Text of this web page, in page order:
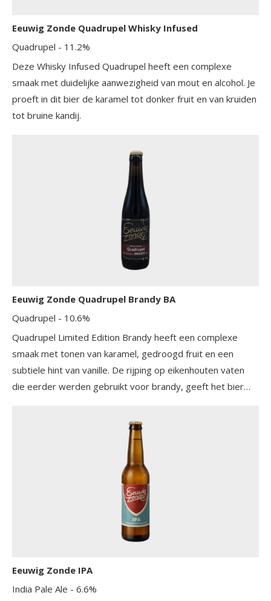
Eeuwig Zonde Quadrupel Whisky Infused
Quadrupel - 11.2%
Deze Whisky Infused Quadrupel heeft een complexe
smaak met duidelijke aanwezigheid van mout en alcohol. Je
proeft in dit bier de karamel tot donker fruit en van kruiden
tot bruine kandij.
Eeuwig Zonde Quadrupel Brandy BA
Quadrupel - 10.6%
Quadrupel Limited Edition Brandy heeft een complexe
smaak met tonen van karamel, gedroogd fruit en een
subtiele hint van vanille. De rijping op eikenhouten vaten
die eerder werden gebruikt voor brandy, geeft het bier
Dit speciaalbier heeft een volle body en een rijke, zoete
smaak die perfect in balans is met de alcoholische warmte.
Eeuwig Zonde IPA
India Pale Ale - 6.6%